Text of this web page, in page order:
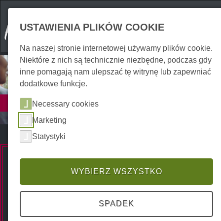
Usługi
Finanse | Energia | Coaching
Premium Spots
USTAWIENIA PLIKÓW COOKIE
Na naszej stronie internetowej używamy plików cookie.
Niektóre z nich są technicznie niezbędne, podczas gdy
inne pomagają nam ulepszać tę witrynę lub zapewniać
dodatkowe funkcje.
Necessary cookies
Marketing
Statystyki
WYBIERZ WSZYSTKO
SPADEK